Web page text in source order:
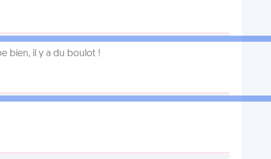
bien, il y a du boulot !